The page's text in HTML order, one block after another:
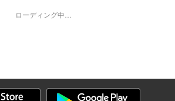
ローディング中…